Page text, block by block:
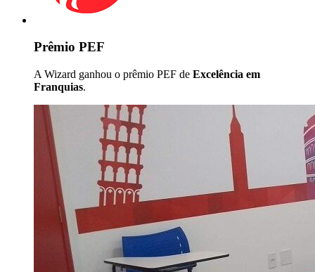
Prêmio PEF
A Wizard ganhou o prêmio PEF de Excelência em
Franquias.